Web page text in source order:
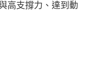
高支撐力、達到動